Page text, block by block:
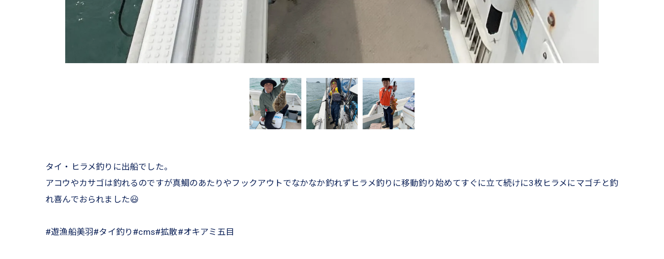
タイ・ヒラメ釣りに出船でした。
アコウやカサゴは釣れるのですが真鯛のあたりやフックアウトでなかなか釣れずヒラメ釣りに移動釣り始めてすぐに立て続けに3枚ヒラメにマゴチと釣
れ喜んでおられました😃
#遊漁船美羽#タイ釣り#cms#拡散#オキアミ五目